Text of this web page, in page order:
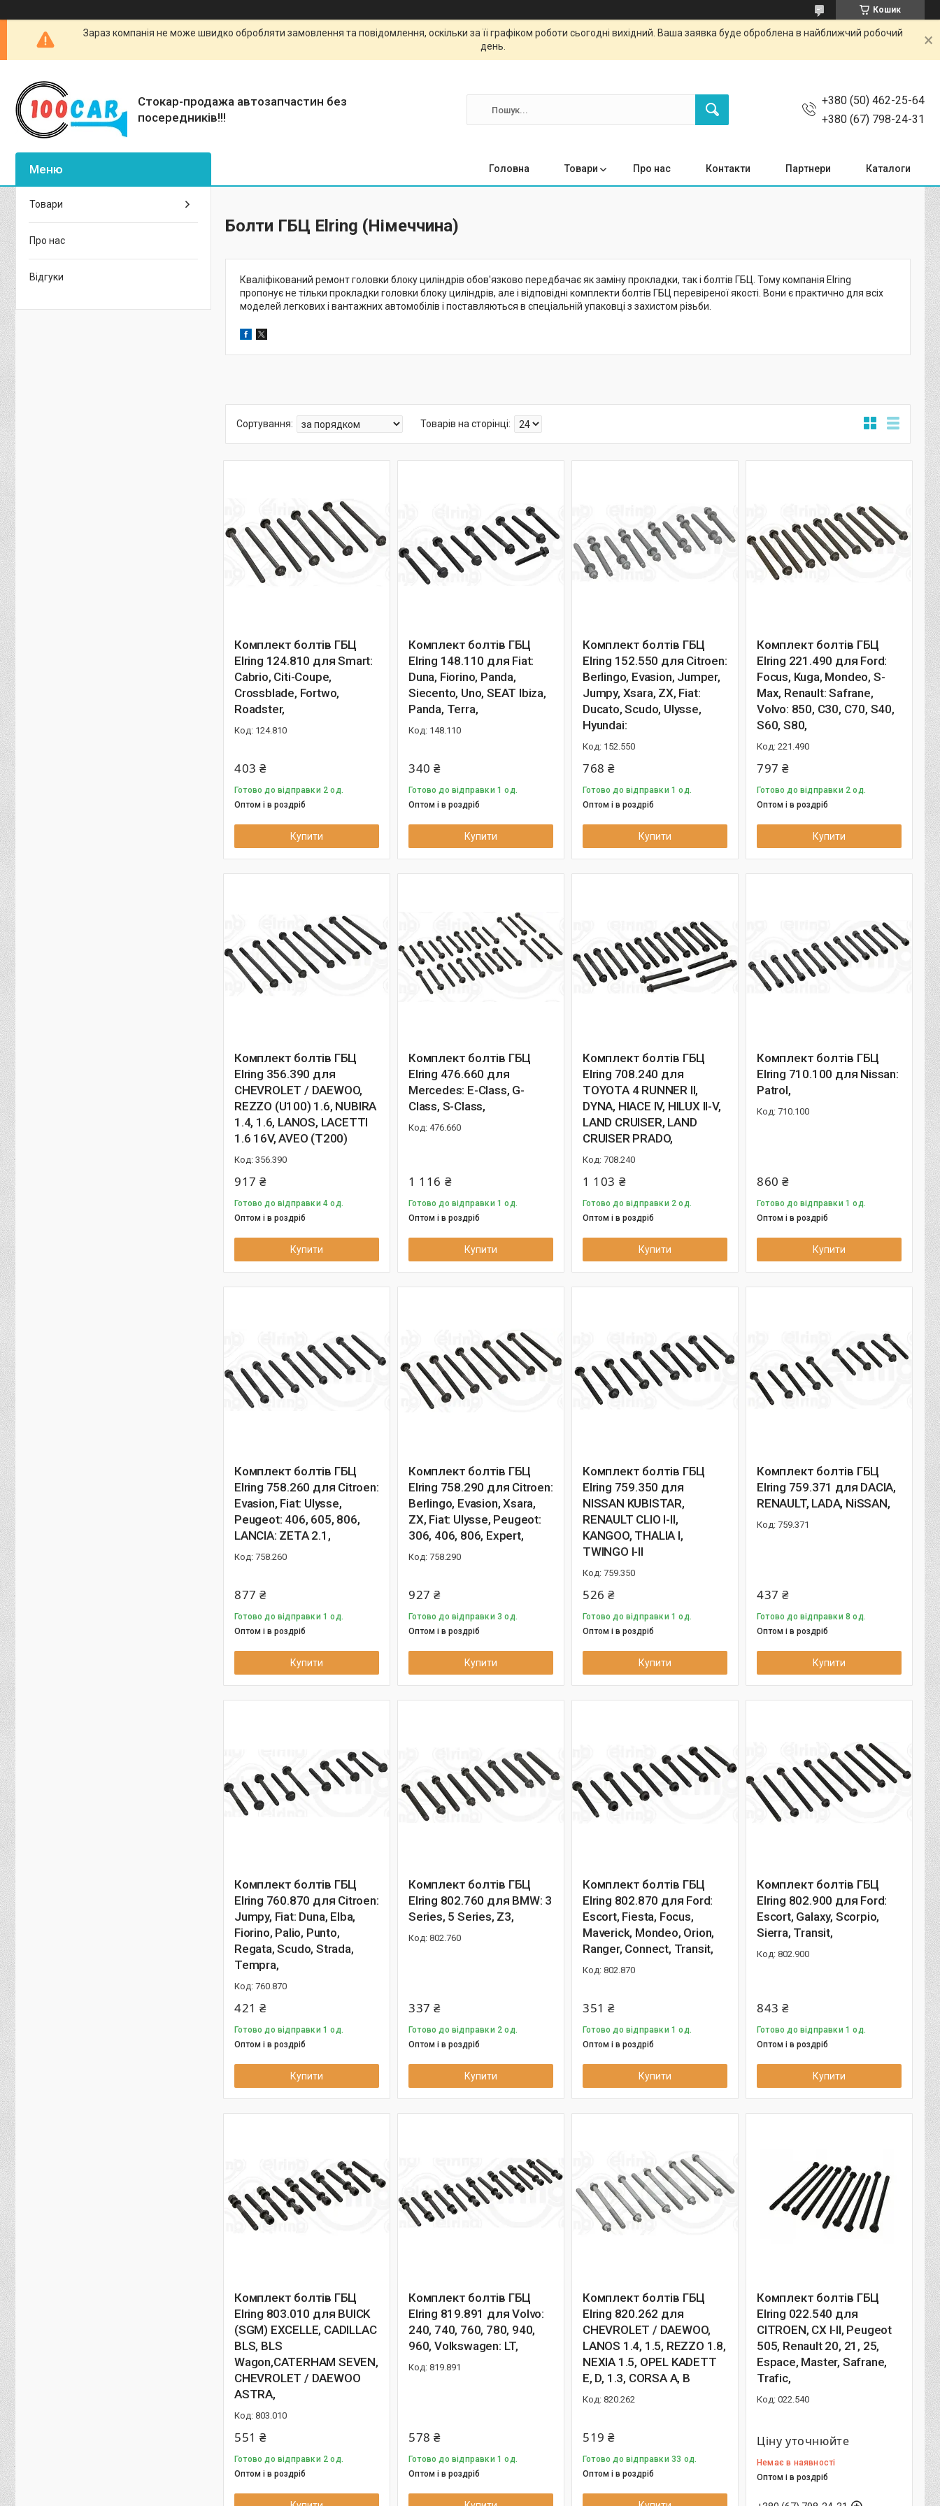
Кошик
Зараз компанія не може швидко обробляти замовлення та повідомлення, оскільки за її графіком роботи сьогодні вихідний. Ваша заявка буде оброблена в найближчий робочий
день.
Стокар-продажа автозапчастин без
посередників!!!
+380 (50) 462-25-64
+380 (67) 798-24-31
Головна Товари Про нас Контакти Партнери Каталоги
Болти ГБЦ Elring (Німеччина)
Кваліфікований ремонт головки блоку циліндрів обов'язково передбачає як заміну прокладки, так і болтів ГБЦ. Тому компанія Elring
пропонує не тільки прокладки головки блоку циліндрів, але і відповідні комплекти болтів ГБЦ перевіреної якості. Вони є практично для всіх
моделей легкових і вантажних автомобілів і поставляються в спеціальній упаковці з захистом різьби.
Комплект болтів ГБЦ
Elring 124.810 для Smart:
Cabrio, Citi-Coupe,
Crossblade, Fortwo,
Roadster,
124.810
403 ₴
Готово до відправки 2 од.
Оптом і в роздріб
Купити
Комплект болтів ГБЦ
Elring 148.110 для Fiat:
Duna, Fiorino, Panda,
Siecento, Uno, SEAT Ibiza,
Panda, Terra,
148.110
340 ₴
Готово до відправки 1 од.
Оптом і в роздріб
Купити
Комплект болтів ГБЦ
Elring 152.550 для Citroen:
Berlingo, Evasion, Jumper,
Jumpy, Xsara, ZX, Fiat:
Ducato, Scudo, Ulysse,
Hyundai:
152.550
768 ₴
Готово до відправки 1 од.
Оптом і в роздріб
Купити
Комплект болтів ГБЦ
Elring 221.490 для Ford:
Focus, Kuga, Mondeo, S-
Max, Renault: Safrane,
Volvo: 850, C30, C70, S40,
S60, S80,
221.490
797 ₴
Готово до відправки 2 од.
Оптом і в роздріб
Купити
Комплект болтів ГБЦ
Elring 356.390 для
CHEVROLET / DAEWOO,
REZZO (U100) 1.6, NUBIRA
1.4, 1.6, LANOS, LACETTI
1.6 16V, AVEO (T200)
356.390
917 ₴
Готово до відправки 4 од.
Оптом і в роздріб
Купити
Комплект болтів ГБЦ
Elring 476.660 для
Mercedes: E-Class, G-
Class, S-Class,
476.660
1 116 ₴
Готово до відправки 1 од.
Оптом і в роздріб
Купити
Комплект болтів ГБЦ
Elring 708.240 для
TOYOTA 4 RUNNER II,
DYNA, HIACE IV, HILUX II-V,
LAND CRUISER, LAND
CRUISER PRADO,
708.240
1 103 ₴
Готово до відправки 2 од.
Оптом і в роздріб
Купити
Комплект болтів ГБЦ
Elring 710.100 для Nissan:
Patrol,
710.100
860 ₴
Готово до відправки 1 од.
Оптом і в роздріб
Купити
Комплект болтів ГБЦ
Elring 758.260 для Citroen:
Evasion, Fiat: Ulysse,
Peugeot: 406, 605, 806,
LANCIA: ZETA 2.1,
758.260
877 ₴
Готово до відправки 1 од.
Оптом і в роздріб
Купити
Комплект болтів ГБЦ
Elring 758.290 для Citroen:
Berlingo, Evasion, Xsara,
ZX, Fiat: Ulysse, Peugeot:
306, 406, 806, Expert,
758.290
927 ₴
Готово до відправки 3 од.
Оптом і в роздріб
Купити
Комплект болтів ГБЦ
Elring 759.350 для
NISSAN KUBISTAR,
RENAULT CLIO I-II,
KANGOO, THALIA I,
TWINGO I-II
759.350
526 ₴
Готово до відправки 1 од.
Оптом і в роздріб
Купити
Комплект болтів ГБЦ
Elring 759.371 для DACIA,
RENAULT, LADA, NiSSAN,
759.371
437 ₴
Готово до відправки 8 од.
Оптом і в роздріб
Купити
Комплект болтів ГБЦ
Elring 760.870 для Citroen:
Jumpy, Fiat: Duna, Elba,
Fiorino, Palio, Punto,
Regata, Scudo, Strada,
Tempra,
760.870
421 ₴
Готово до відправки 1 од.
Оптом і в роздріб
Купити
Комплект болтів ГБЦ
Elring 802.760 для BMW: 3
Series, 5 Series, Z3,
802.760
337 ₴
Готово до відправки 2 од.
Оптом і в роздріб
Купити
Комплект болтів ГБЦ
Elring 802.870 для Ford:
Escort, Fiesta, Focus,
Maverick, Mondeo, Orion,
Ranger, Connect, Transit,
802.870
351 ₴
Готово до відправки 1 од.
Оптом і в роздріб
Купити
Комплект болтів ГБЦ
Elring 802.900 для Ford:
Escort, Galaxy, Scorpio,
Sierra, Transit,
802.900
843 ₴
Готово до відправки 1 од.
Оптом і в роздріб
Купити
Комплект болтів ГБЦ
Elring 803.010 для BUICK
(SGM) EXCELLE, CADILLAC
BLS, BLS
Wagon,CATERHAM SEVEN,
CHEVROLET / DAEWOO
ASTRA,
803.010
551 ₴
Готово до відправки 2 од.
Оптом і в роздріб
Комплект болтів ГБЦ
Elring 819.891 для Volvo:
240, 740, 760, 780, 940,
960, Volkswagen: LT,
819.891
578 ₴
Готово до відправки 1 од.
Оптом і в роздріб
Комплект болтів ГБЦ
Elring 820.262 для
CHEVROLET / DAEWOO,
LANOS 1.4, 1.5, REZZO 1.8,
NEXIA 1.5, OPEL KADETT
E, D, 1.3, CORSA A, B
820.262
519 ₴
Готово до відправки 33 од.
Оптом і в роздріб
Комплект болтів ГБЦ
Elring 022.540 для
CITROEN, CX I-II, Peugeot
505, Renault 20, 21, 25,
Espace, Master, Safrane,
Trafic,
022.540
Ціну уточнюйте
Немає в наявності
Оптом і в роздріб
Товари
Про нас
Відгуки